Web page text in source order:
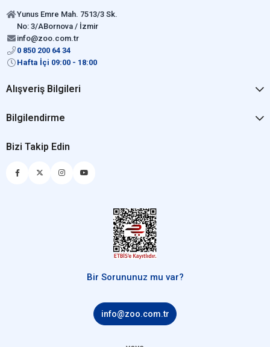
Yunus Emre Mah. 7513/3 Sk.
No: 3/ABornova / İzmir
info@zoo.com.tr
0 850 200 64 34
Hafta İçi 09:00 - 18:00
Alışveriş Bilgileri
Bilgilendirme
Bizi Takip Edin
Bir Sorununuz mu var?
info@zoo.com.tr